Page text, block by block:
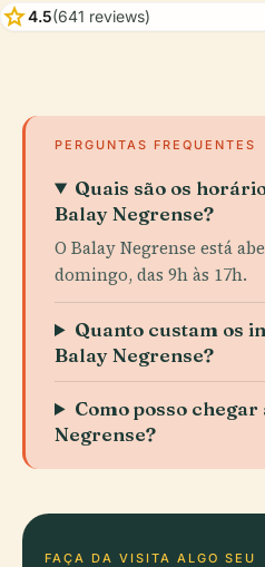
star4.5(641 reviews)
PERGUNTAS FREQUENTES
Quais são os
Balay Negrense?
O Balay Negrense está
domingo, das 9h às 17h.
Quanto custam os
Balay Negrense?
Como posso chegar
Negrense?
FAÇA DA VISITA ALGO SEU